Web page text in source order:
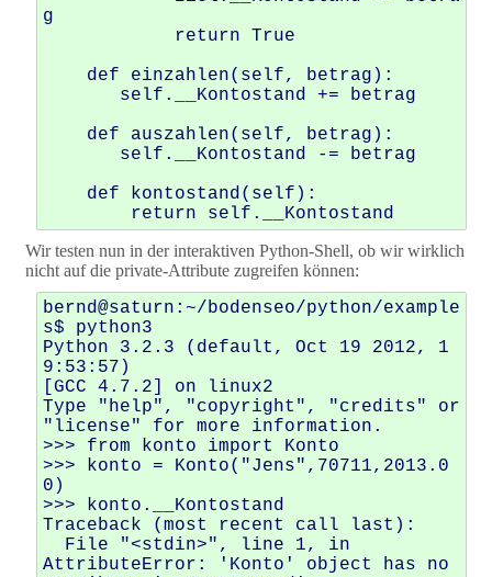
g
Wir testen nun in der interaktiven Python-Shell, ob wir wirklich
nicht auf die private-Attribute zugreifen können:
bernd@saturn:~/bodenseo/python/example
s$ python3
Python 3.2.3 (default, Oct 19 2012, 1
9:53:57)
[GCC 4.7.2] on linux2
Type "help", "copyright", "credits" or
"license" for more information.
>>> from konto import Konto
>>> konto = Konto("Jens",70711,2013.0
0)
>>> konto.__Kontostand
Traceback (most recent call last):
  File "<stdin>", line 1, in
AttributeError: 'Konto' object has no